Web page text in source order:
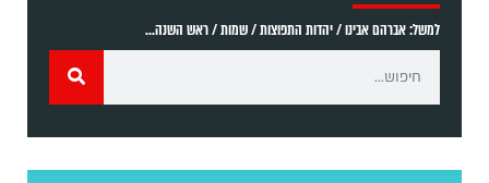
למשל: אברהם אבינו / יהדות התפוצות / שמות / ראש השנה...